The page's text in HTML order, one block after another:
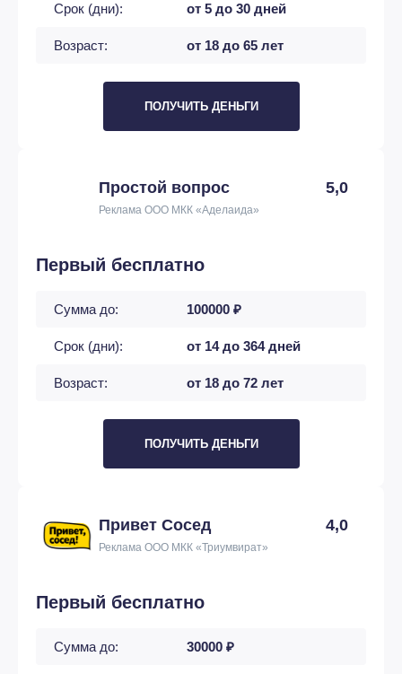
Срок (дни): от 5 до 30 дней
Возраст: от 18 до 65 лет
ПОЛУЧИТЬ ДЕНЬГИ
Простой вопрос 5,0
Реклама ООО МКК «Аделаида»
Первый бесплатно
Сумма до: 100000 ₽
Срок (дни): от 14 до 364 дней
Возраст: от 18 до 72 лет
ПОЛУЧИТЬ ДЕНЬГИ
Привет Сосед 4,0
Реклама ООО МКК «Триумвират»
Первый бесплатно
Сумма до: 30000 ₽